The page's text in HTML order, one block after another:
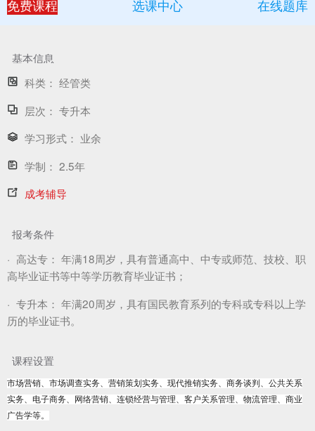
免费课程
选课中心 在线题库
基本信息
科类： 经管类
层次： 专升本
学习形式： 业余
学制： 2.5年
成考辅导
报考条件
· 高达专： 年满18周岁，具有普通高中、中专或师范、技校、职
高毕业证书等中等学历教育毕业证书；
· 专升本： 年满20周岁，具有国民教育系列的专科或专科以上学
历的毕业证书。
课程设置
市场营销、市场调查实务、营销策划实务、现代推销实务、商务谈判、公共关系
实务、电子商务、网络营销、连锁经营与管理、客户关系管理、物流管理、商业
广告学等。